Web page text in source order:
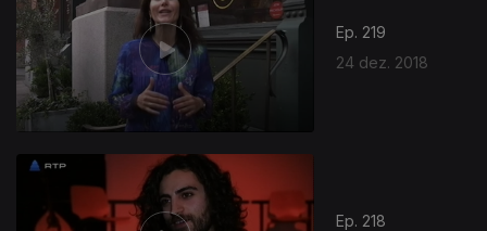
Ep. 219
24 dez. 2018
Ep. 218